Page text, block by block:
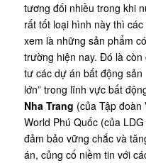
tương đối nhiều trong khi
rất tốt loại hình này thì
xem là những sản phẩm
trường hiện nay. Đó là
tư các dự án bất động
lớn” trong lĩnh vực bất
Nha Trang (của Tập đoàn
World Phú Quốc (của
đảm bảo vững chắc và
án, củng cố niềm tin với